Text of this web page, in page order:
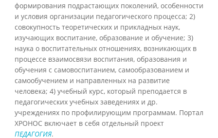
формирования подрастающих поколений, особенности
и условия организации педагогического процесса; 2)
совокупность теоретических и прикладных наук,
изучающих воспитание, образование и обучение; 3)
наука о воспитательных отношениях, возникающих в
процессе взаимосвязи воспитания, образования и
обучения с самовоспитанием, самообразованием и
самообучением и направленных на развитие
человека; 4) учебный курс, который преподается в
педагогических учебных заведениях и др.
учреждениях по профилирующим программам. Портал
ХРОНОС включает в себя отдельный проект
ПЕДАГОГИЯ.